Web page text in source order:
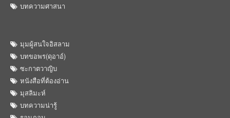
บทความศาสนา
มุมผู้สนใจอิสลาม
บทขอพร(ดุอาอ์)
ซะกาตวาญิบ
หนังสือที่ต้องอ่าน
มุสลิมะห์
บทความน่ารู้